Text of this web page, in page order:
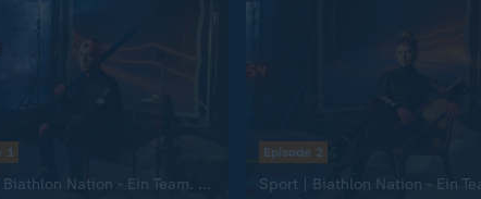
1
Sport | Biathlon Nation - Ein Team. Eine Mission :
Episode 2